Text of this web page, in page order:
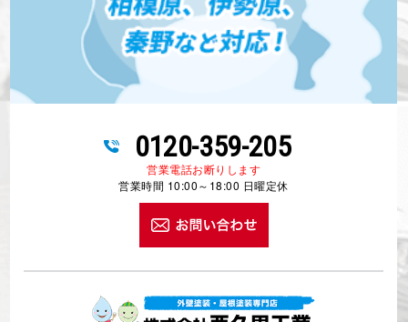
0120-359-205
営業時間 10:00～18:00 日曜定休
屋根工事・防水工事専門 株式会社亜久里工業
〒243-0807 神奈川県厚木市金田327-6金田ウェルズD区画